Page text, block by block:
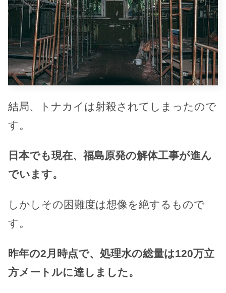
結局、トナカイは射殺されてしまったので
す。
日本でも現在、福島原発の解体工事が進ん
でいます。
しかしその困難度は想像を絶するもので
す。
昨年の2月時点で、処理水の総量は120万立
方メートルに達しました。